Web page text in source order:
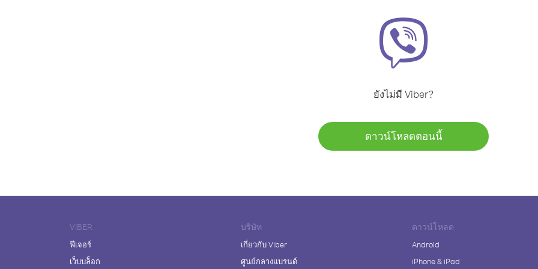
ยังไม่มี Viber?
ดาวน์โหลดตอนนี้
VIBER
ฟีเจอร์
เว็บบล็อก
บริษัท
เกี่ยวกับ Viber
ศูนย์กลางแบรนด์
ดาวน์โหลด
Android
iPhone & iPad